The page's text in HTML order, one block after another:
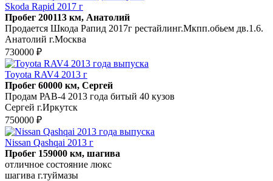
Skoda Rapid 2017 г
Пробег 200113 км, Анатолий
Продается Шкода Рапид 2017г рестайлинг.Мкпп.обьем дв.1.6.
Анатолий г.Москва
730000 ₽
Toyota RAV4 2013 г
Пробег 60000 км, Сергей
Продам РАВ-4 2013 года битый 40 кузов
Сергей г.Иркутск
750000 ₽
Nissan Qashqai 2013 г
Пробег 159000 км, шагива
отличное состояние люкс
шагива г.туймазы